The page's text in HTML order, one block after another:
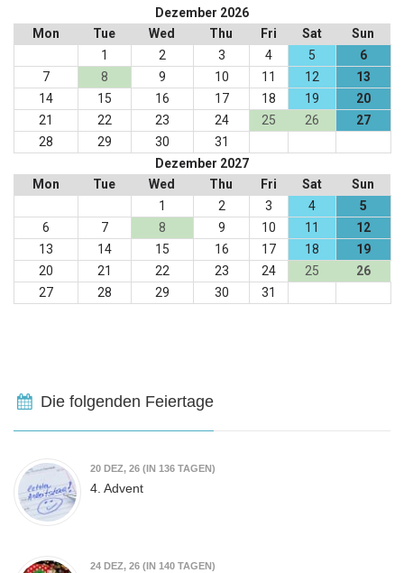
Dezember 2026
Mon
Tue Wed Thu Fri Sat
Sun
1
2 3 4 5
6
7
8 9 10 11 12
13
14
15 16 17 18 19
20
21
22 23 24 25 26
27
28
29 30
31
Dezember 2027
Mon
Tue Wed Thu Fri Sat
Sun
1
2 3 4
5
6
7 8 9 10 11
12
13
14 15 16 17 18
19
20
21 22 23 24 25
26
27
28 29 30 31
Die folgenden Feiertage
20 DEZ, 26 (IN 136 TAGEN)
4. Advent
24 DEZ, 26 (IN 140 TAGEN)